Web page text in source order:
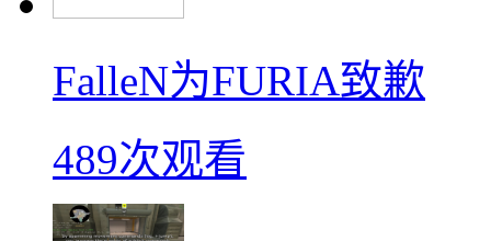
FalleN为FURIA致歉
489次观看